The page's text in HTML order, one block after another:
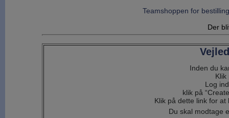
Teamshoppen for
Der
Inden du
Klik
Log
klik på
Klik på dette link for
Du skal modtage